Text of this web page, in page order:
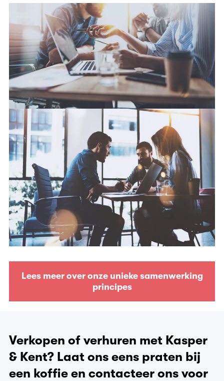
Lees meer over onze unieke samenwerking
principes
Lees meer over onze unieke samenwerking
principes
Verkopen of verhuren met Kasper
& Kent? Laat ons eens praten bij
een koffie en contacteer ons voor